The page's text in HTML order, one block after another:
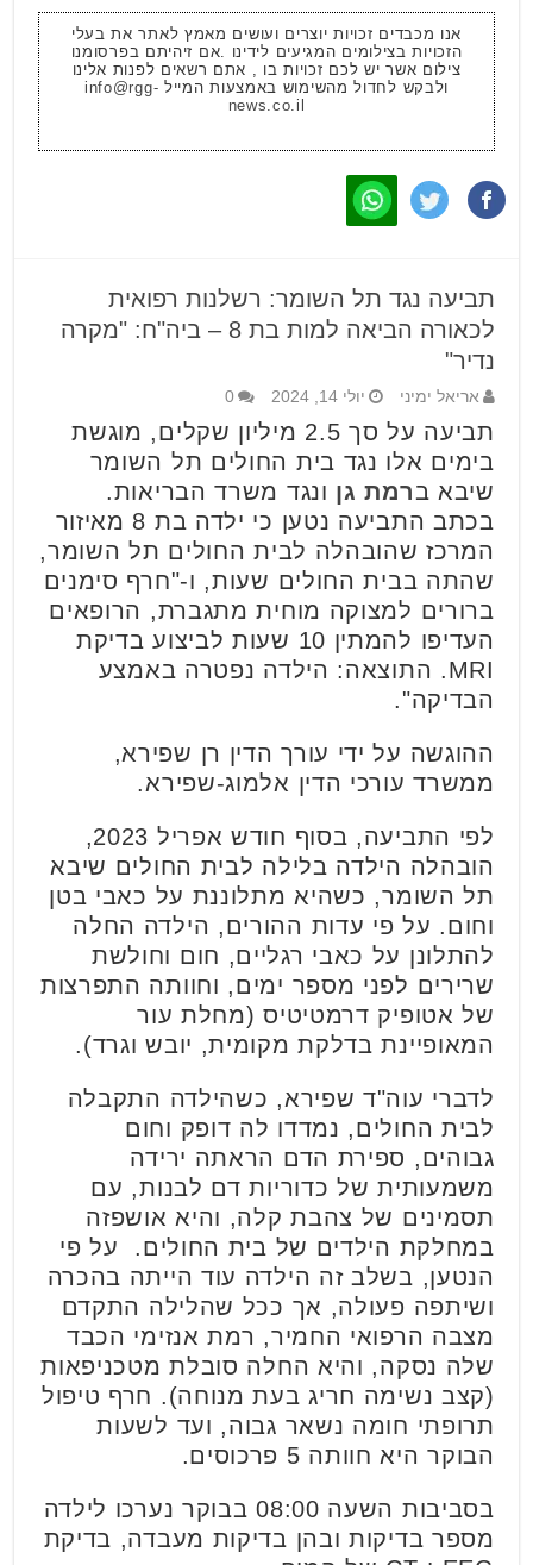
אנו מכבדים זכויות יוצרים ועושים מאמץ לאתר את בעלי
הזכויות בצילומים המגיעים לידינו .אם זיהיתם בפרסומנו
צילום אשר יש לכם זכויות בו , אתם רשאים לפנות אלינו
ולבקש לחדול מהשימוש באמצעות המייל info@rgg-
news.co.il
תביעה נגד תל השומר: רשלנות רפואית
לכאורה הביאה למות בת 8 – ביה"ח: "מקרה
נדיר"
אריאל ימיני יולי 14, 2024 0
תביעה על סך 2.5 מיליון שקלים, מוגשת
בימים אלו נגד בית החולים תל השומר
שיבא ברמת גן ונגד משרד הבריאות.
בכתב התביעה נטען כי ילדה בת 8 מאיזור
המרכז שהובהלה לבית החולים תל השומר,
שהתה בבית החולים שעות, ו-"חרף סימנים
ברורים למצוקה מוחית מתגברת, הרופאים
העדיפו להמתין 10 שעות לביצוע בדיקת
MRI. ה
תוצאה: הילדה נפטרה באמצע
הבדיקה".
ההוגשה על ידי עורך הדין רן שפירא,
ממשרד עורכי הדין אלמוג-שפירא.
לפי התביעה, בסוף חודש אפריל 2023,
הובהלה הילדה בלילה לבית החולים שיבא
תל השומר, כשהיא מתלוננת על כאבי בטן
וחום. על פי עדות ההורים, הילדה החלה
להתלונן על כאבי רגליים, חום וחולשת
שרירים לפני מספר ימים, וחוותה התפרצות
של אטופיק דרמטיטיס (מחלת עור
המאופיינת בדלקת מקומית, יובש וגרד).
לדברי עוה"ד שפירא, כשהילדה התקבלה
לבית החולים, נמדדו לה דופק וחום
גבוהים, ספירת הדם הראתה ירידה
משמעותית של כדוריות דם לבנות, עם
תסמינים של צהבת קלה, והיא אושפזה
במחלקת הילדים של בית החולים. על פי
הנטען, בשלב זה הילדה עוד הייתה בהכרה
ושיתפה פעולה, אך ככל שהלילה התקדם
מצבה הרפואי החמיר, רמת אנזימי הכבד
שלה נסקה, והיא החלה סובלת מטכניפאות
(קצב נשימה חריג בעת מנוחה). חרף טיפול
תרופתי חומה נשאר גבוה, ועד לשעות
הבוקר היא חוותה 5 פרכוסים.
בסביבות השעה 08:00 בבוקר נערכו לילדה
מספר בדיקות ובהן בדיקות מעבדה, בדיקת